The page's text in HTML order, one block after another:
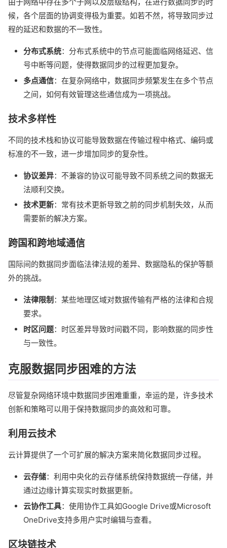
候，各个层面的协调变得极为重要。如若不然，将导致同步过
程的延迟和数据的不一致性。
分布式系统：分布式系统中的节点可能面临网络延迟、信
号中断等问题，使得数据同步的过程更加复杂。
多点通信：在复杂网络中，数据同步频繁发生在多个节点
之间，如何有效管理这些通信成为一项挑战。
技术多样性
不同的技术栈和协议可能导致数据在传输过程中格式、编码或
标准的不一致，进一步增加同步的复杂性。
协议差异：不兼容的协议可能导致不同系统之间的数据无
法顺利交换。
技术更新：常有技术更新导致之前的同步机制失效，从而
需要新的解决方案。
跨国和跨地域通信
国际间的数据同步面临法律法规的差异、数据隐私的保护等额
外的挑战。
法律限制 ：某些地理区域对数据传输有严格的法律和合规
要求。
时区问题：时区差异导致时间戳不同，影响数据的同步性
与一致性。
克服数据同步困难的方法
尽管复杂网络环境中数据同步困难重重，幸运的是，许多技术
创新和策略可以用于保持数据同步的高效和可靠。
利用云技术
云计算提供了一个可扩展的解决方案来简化数据同步过程。
云存储：利用中央化的云存储系统保持数据统一存储，并
通过边缘计算实现实时数据更新。
云协作工具：使用协作工具如Google Drive或Microsoft
OneDrive支持多用户实时编辑与查看。
区块链技术